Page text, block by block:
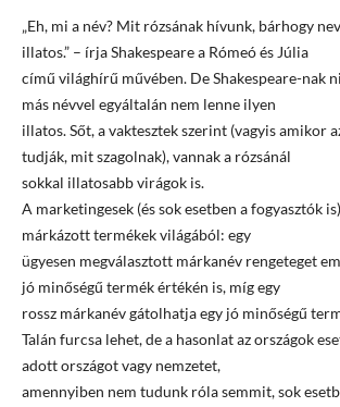
„Eh, mi a név? Mit rózsának hívunk, bárhogy
illatos.” – írja Shakespeare a Rómeó és Júlia
című világhírű művében. De Shakespeare-nak
más névvel egyáltalán nem lenne ilyen
illatos. Sőt, a vaktesztek szerint (vagyis amikor
tudják, mit szagolnak), vannak a rózsánál
sokkal illatosabb virágok is.
A marketingesek (és sok esetben a fogyasztók
márkázott termékek világából: egy
ügyesen megválasztott márkanév rengeteget
jó minőségű termék értékén is, míg egy
rossz márkanév gátolhatja egy jó minőségű
Talán furcsa lehet, de a hasonlat az országok
adott országot vagy nemzetet,
amennyiben nem tudunk róla semmit, sok